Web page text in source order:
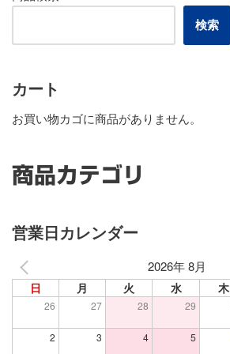
検索
カート
お買い物カゴに商品がありません。
商品カテゴリ
営業日カレンダー
2026年 8月
日 月 火 水 木
26 27 28 29
2 3 4 5